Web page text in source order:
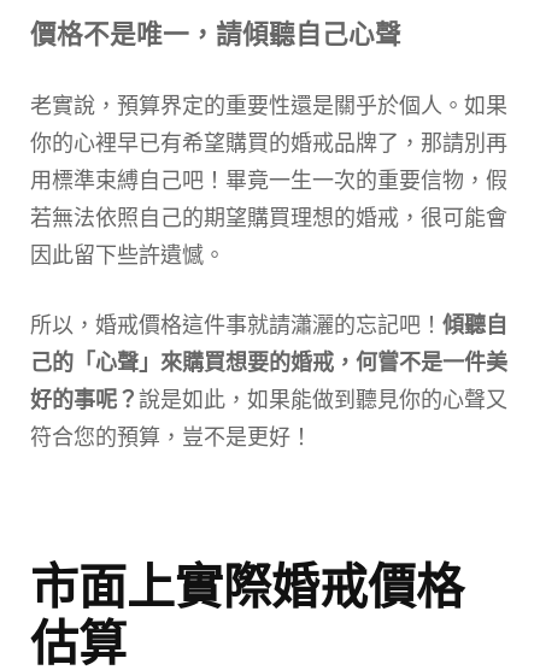
價格不是唯一，請傾聽自己心聲
老實說，預算界定的重要性還是關乎於個人。如果
你的心裡早已有希望購買的婚戒品牌了，那請別再
用標準束縛自己吧！畢竟一生一次的重要信物，假
若無法依照自己的期望購買理想的婚戒，很可能會
因此留下些許遺憾。
所以，婚戒價格這件事就請瀟灑的忘記吧！ 傾聽自
己的「心聲」來購買想要的婚戒，何嘗不是一件美
好的事呢？說是如此，如果能做到聽見你的心聲又
符合您的預算，豈不是更好！
市面上實際婚戒價格
估算